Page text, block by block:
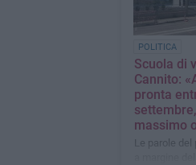
POLITICA
Scuola di
Cannito:
pronta
settembre,
massimo
Le parole del